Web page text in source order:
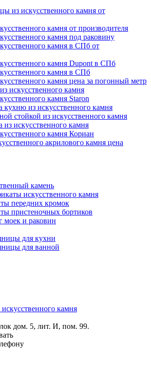
из искусственного камня от
камня от производителя
камня под раковину
камня в СПб от
камня Dupont в СПб
камня в СПб
камня цена за погонный метр
искусственного камня
камня Staron
из искусственного камня
стойкой из искусственного камня
из искусственного камня
камня Кориан
акрилового камня цена
камень
искусственного камня
передних кромок
пристеночных бортиков
моек и раковин
для кухни
для ванной
камня
дом. 5, лит. И, пом. 99.